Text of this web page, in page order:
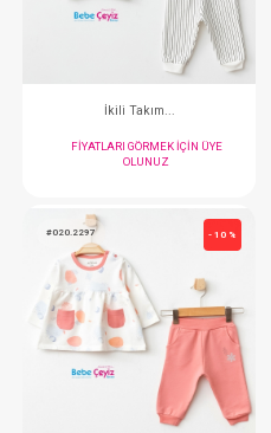
FIYATLARI GÖRMEK IÇIN ÜYE
OLUNUZ
#132.5214
Takım...Romantic Flower